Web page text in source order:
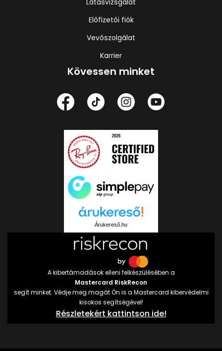
Látásvizsgálat
Előfizetői fiók
Vevőszolgálat
Karrier
Kövessen minket
Árukereső.hu
A kibertámadások elleni felkészülésében a
Mastercard RiskRecon
segít minket. Védje meg magát Ön is a Mastercard kibervédelmi
kisokos segítségével!
Részletekért kattintson ide!